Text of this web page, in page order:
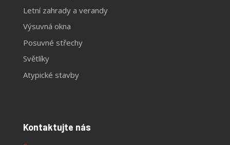
Letní zahrady a verandy
Výsuvná okna
Posuvné střechy
Světlíky
Atypické stavby
Kontaktujte nás